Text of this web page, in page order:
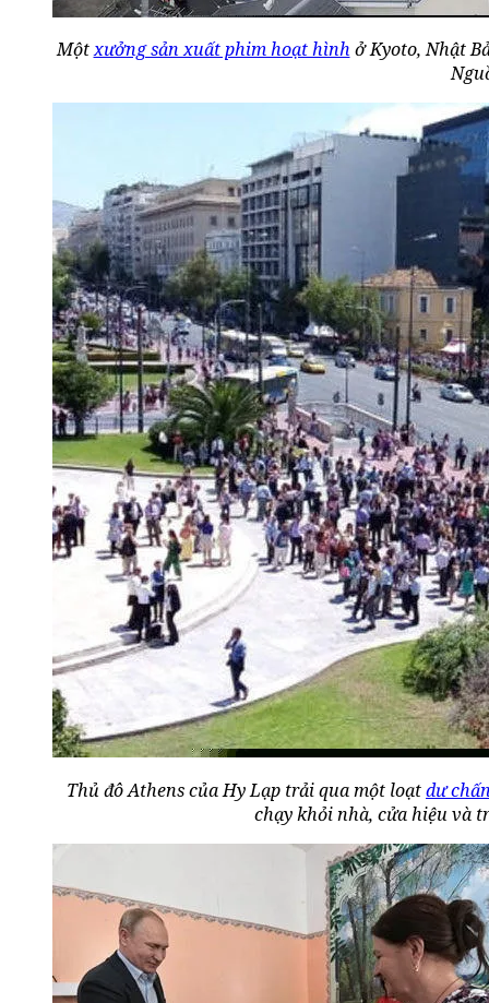
Mộtxưởng sản xuất phim hoạt hình ở Kyoto, Nhật
Thủ đô Athens của Hy Lạp trải qua một loạtdư
chạy khỏi nhà, cửa hiệu và